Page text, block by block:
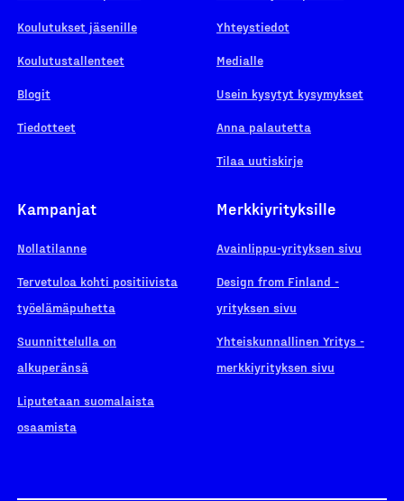
Koulutukset jäsenille
Koulutustallenteet
Blogit
Tiedotteet
Yhteystiedot
Medialle
Usein kysytyt kysymykset
Anna palautetta
Tilaa uutiskirje
Kampanjat
Nollatilanne
Tervetuloa kohti positiivista
työelämäpuhetta
Suunnittelulla on
alkuperänsä
Liputetaan suomalaista
osaamista
Merkkiyrityksille
Avainlippu-yrityksen sivu
Design from Finland -
yrityksen sivu
Yhteiskunnallinen Yritys -
merkkiyrityksen sivu